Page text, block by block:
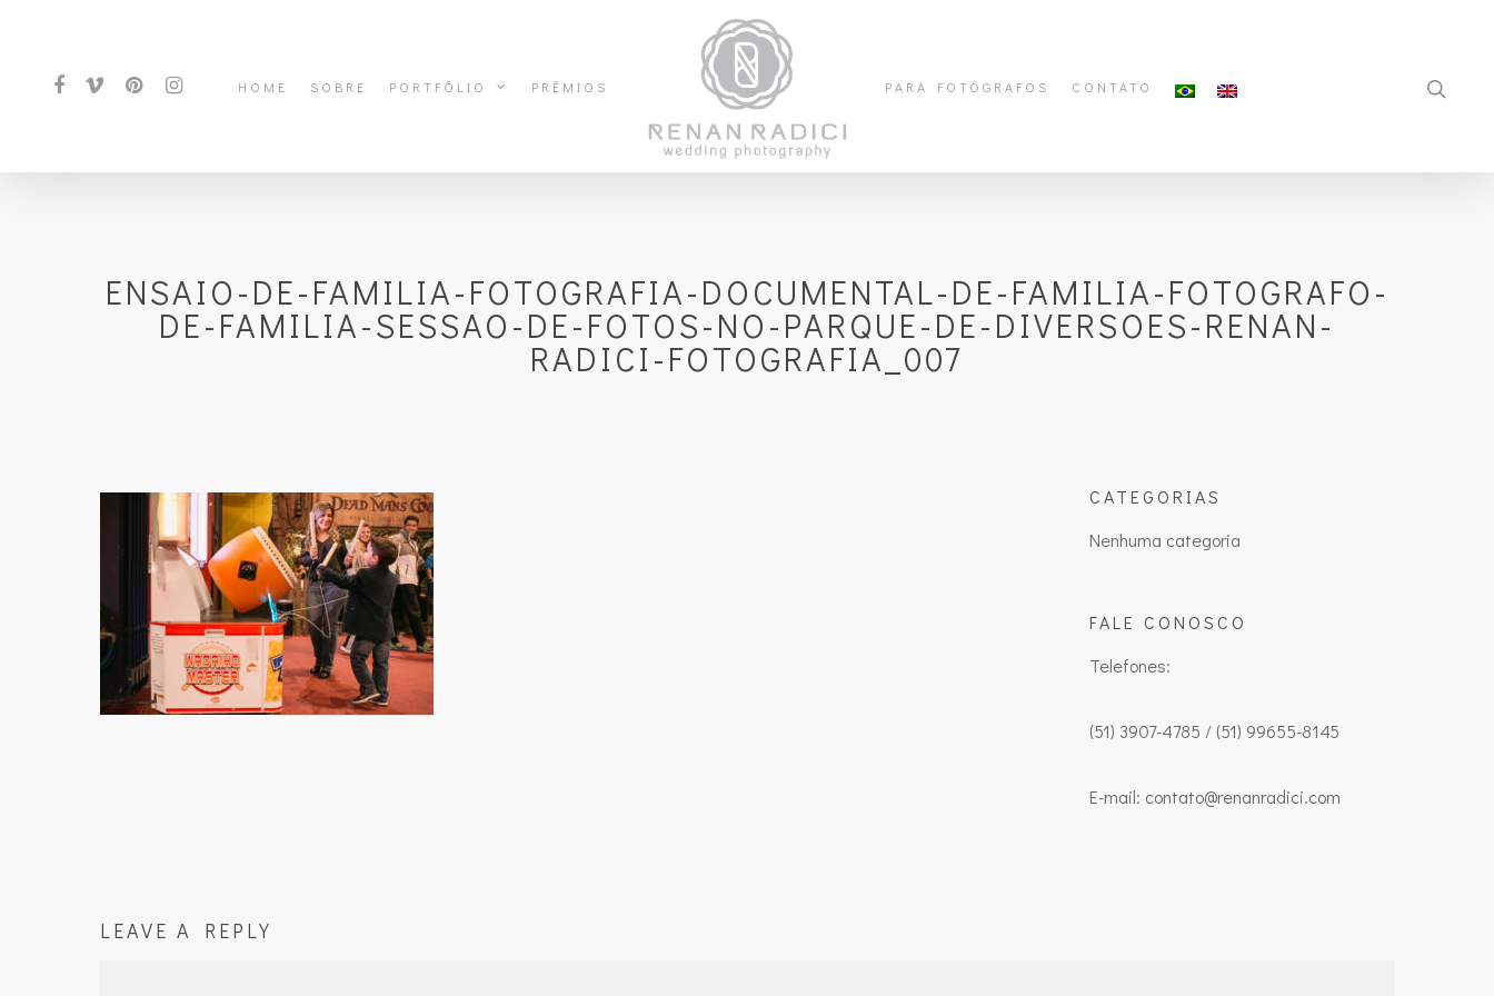
HOME SOBRE PORTFÓLIO PRÊMIOS PARA FOTÓGRAFOS CONTATO
ENSAIO-DE-FAMILIA-FOTOGRAFIA-DOCUMENTAL-DE-FAMILIA-FOTOGRAFO-
DE-FAMILIA-SESSAO-DE-FOTOS-NO-PARQUE-DE-DIVERSOES-RENAN-
RADICI-FOTOGRAFIA_007
CATEGORIAS
Nenhuma categoria
FALE CONOSCO
Telefones:
(51) 3907-4785 / (51) 99655-8145
E-mail: contato@renanradici.com
LEAVE A REPLY